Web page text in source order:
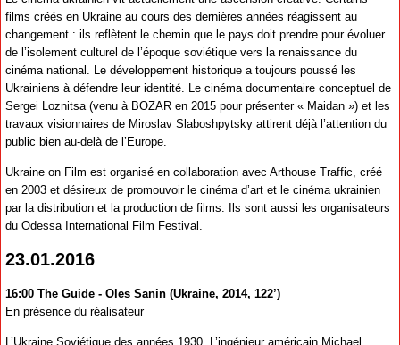
films créés en Ukraine au cours des dernières années réagissent au
changement : ils reflètent le chemin que le pays doit prendre pour évoluer
de l’isolement culturel de l’époque soviétique vers la renaissance du
cinéma national. Le développement historique a toujours poussé les
Ukrainiens à défendre leur identité. Le cinéma documentaire conceptuel de
Sergei Loznitsa (venu à BOZAR en 2015 pour présenter « Maidan ») et les
travaux visionnaires de Miroslav Slaboshpytsky attirent déjà l’attention du
public bien au-delà de l’Europe.
Ukraine on Film est organisé en collaboration avec Arthouse Traffic, créé
en 2003 et désireux de promouvoir le cinéma d’art et le cinéma ukrainien
par la distribution et la production de films. Ils sont aussi les organisateurs
du Odessa International Film Festival.
23.01.2016
16:00 The Guide - Oles Sanin (Ukraine, 2014, 122’)
En présence du réalisateur
L’Ukraine Soviétique des années 1930. L’ingénieur américain Michael